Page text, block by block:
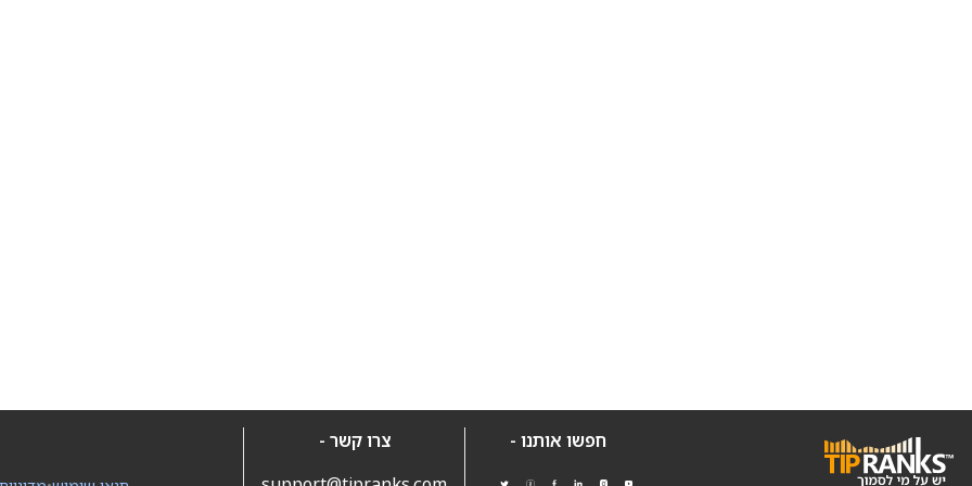
חפשו אותנו -
צרו קשר -